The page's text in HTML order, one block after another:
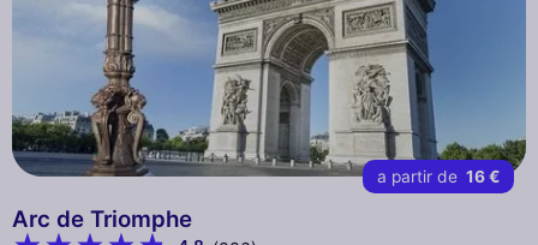
a partir de 16 €
Arc de Triomphe